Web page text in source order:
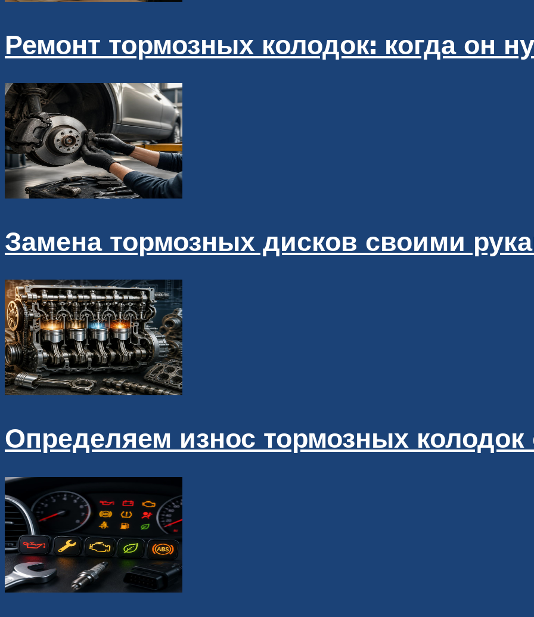
Ремонт тормозных колодок: когда он
Замена тормозных дисков своими
Определяем износ тормозных колодок